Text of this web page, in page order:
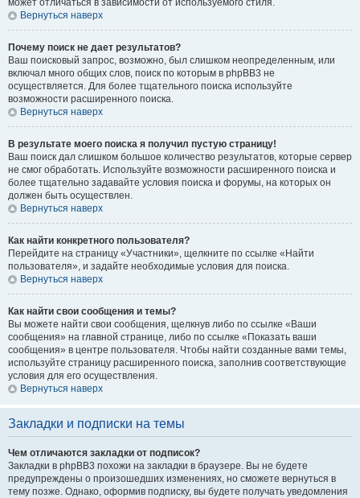
может отличаться в зависимости от используемого стиля.
Вернуться наверх
Почему поиск не дает результатов?
Ваш поисковый запрос, возможно, был слишком неопределенным, или
включал много общих слов, поиск по которым в phpBB3 не
осуществляется. Для более тщательного поиска используйте
возможности расширенного поиска.
Вернуться наверх
В результате моего поиска я получил пустую страницу!
Ваш поиск дал слишком большое количество результатов, которые сервер
не смог обработать. Используйте возможности расширенного поиска и
более тщательно задавайте условия поиска и форумы, на которых он
должен быть осуществлен.
Вернуться наверх
Как найти конкретного пользователя?
Перейдите на страницу «Участники», щелкните по ссылке «Найти
пользователя», и задайте необходимые условия для поиска.
Вернуться наверх
Как найти свои сообщения и темы?
Вы можете найти свои сообщения, щелкнув либо по ссылке «Ваши
сообщения» на главной странице, либо по ссылке «Показать ваши
сообщения» в центре пользователя. Чтобы найти созданные вами темы,
используйте страницу расширенного поиска, заполнив соответствующие
условия для его осуществления.
Вернуться наверх
Закладки и подписки на темы
Чем отличаются закладки от подписок?
Закладки в phpBB3 похожи на закладки в браузере. Вы не будете
предупреждены о произошедших изменениях, но сможете вернуться в
тему позже. Однако, оформив подписку, вы будете получать уведомления